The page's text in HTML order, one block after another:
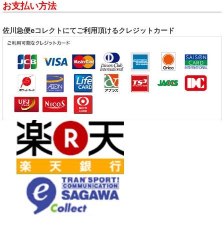
お支払い方法
佐川急便eコレクトにてご利用頂けるクレジットカード